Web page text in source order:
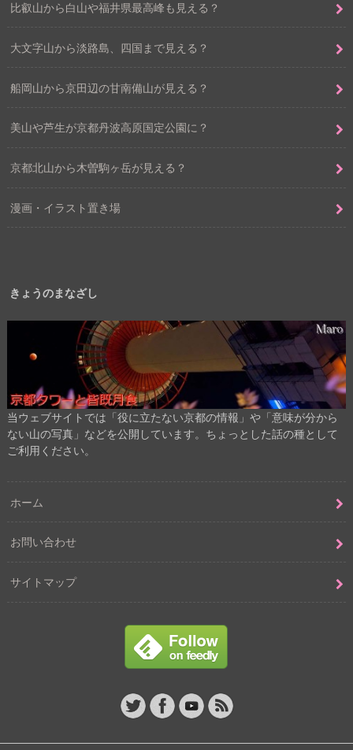
比叡山から白山や福井県最高峰も見える？
大文字山から淡路島、四国まで見える？
船岡山から京田辺の甘南備山が見える？
美山や芦生が京都丹波高原国定公園に？
京都北山から木曽駒ヶ岳が見える？
漫画・イラスト置き場
きょうのまなざし
当ウェブサイトでは「役に立たない京都の情報」や「意味が分から
ない山の写真」などを公開しています。ちょっとした話の種として
ご利用ください。
ホーム
お問い合わせ
サイトマップ